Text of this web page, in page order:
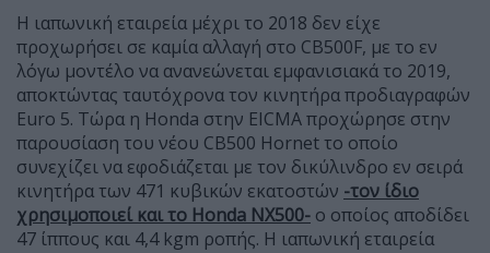
Η ιαπωνική εταιρεία μέχρι το 2018 δεν είχε
προχωρήσει σε καμία αλλαγή στο CB500F, με το εν
λόγω μοντέλο να ανανεώνεται εμφανισιακά το 2019,
αποκτώντας ταυτόχρονα τον κινητήρα προδιαγραφών
Euro 5. Τώρα η Honda στην EICMA προχώρησε στην
παρουσίαση του νέου CB500 Hornet το οποίο
συνεχίζει να εφοδιάζεται με τον δικύλινδρο εν σειρά
κινητήρα των 471 κυβικών εκατοστών -τον ίδιο
χρησιμοποιεί και το Honda NX500- ο οποίος αποδίδει
47 ίππους και 4,4 kgm ροπής. Η ιαπωνική εταιρεία